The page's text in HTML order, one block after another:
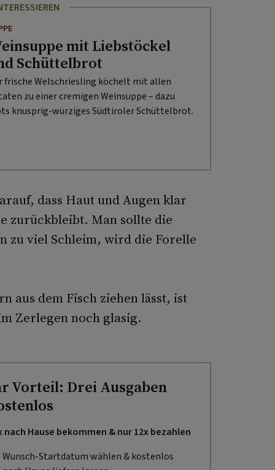
mit Liebstöckel
Schüttelbrot
frische Welschriesling köchelt mit allen
zu einer cremigen Weinsuppe – dazu
knusprig-würziges Südtiroler Schüttelbrot.
dass Haut und Augen klar
zurückbleibt. Man sollte die
zu viel Schleim, wird die Forelle
aus dem Fisch ziehen lässt, ist
Zerlegen noch glasig.
Vorteil: Drei Ausgaben
nach Hause bekommen & nur 12x bezahlen
Wunsch-Startdatum wählen & kostenlos